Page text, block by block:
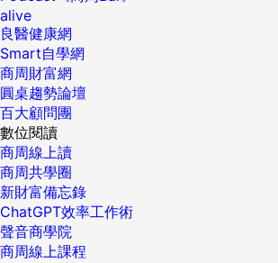
alive
良醫健康網
Smart自學網
商周財富網
圓桌趨勢論壇
百大顧問團
數位閱讀
商周線上讀
商周共學圈
新財富備忘錄
ChatGPT效率工作術
聲音商學院
商周線上課程